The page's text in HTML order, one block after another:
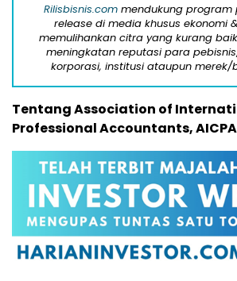
Rilisbisnis.commendukung program
release di media khusus ekonomi
memulihankan citra yang kurang
meningkatan reputasi para
korporasi, institusi ataupun merek/
Tentang Association of
Professional Accountants,